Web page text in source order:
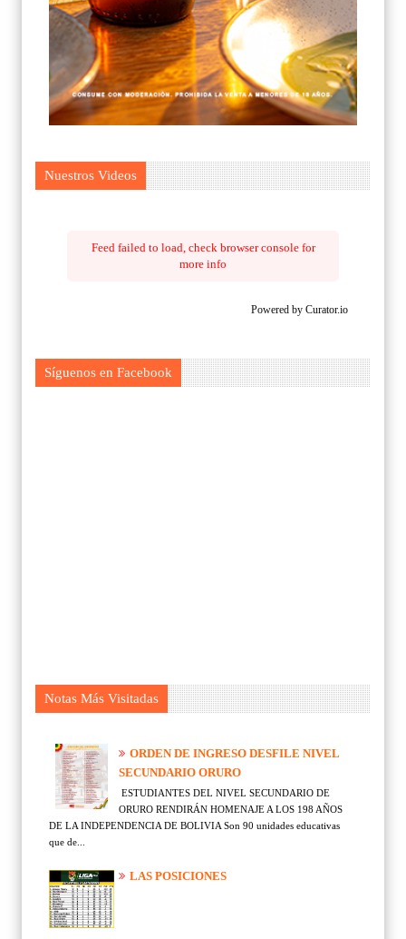
Nuestros Videos
Feed failed to load, check browser console for
more info
Powered by Curator.io
Síguenos en Facebook
Notas Más Visitadas
ORDEN DE INGRESO DESFILE NIVEL
SECUNDARIO ORURO
ESTUDIANTES DEL NIVEL SECUNDARIO DE
ORURO RENDIRÁN HOMENAJE A LOS 198 AÑOS
DE LA INDEPENDENCIA DE BOLIVIA Son 90 unidades educativas
que de...
LAS POSICIONES